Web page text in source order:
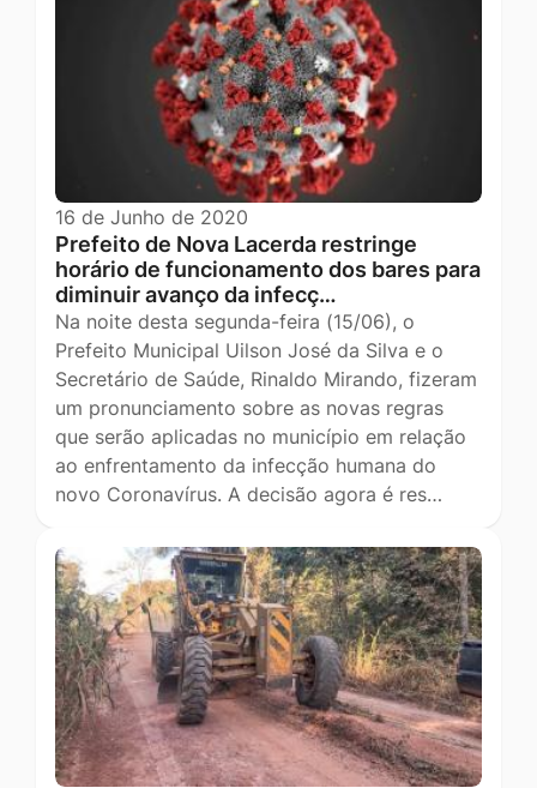
16 de Junho de 2020
Prefeito de Nova Lacerda restringe
horário de funcionamento dos bares para
diminuir avanço da infecç…
Na noite desta segunda-feira (15/06), o
Prefeito Municipal Uilson José da Silva e o
Secretário de Saúde, Rinaldo Mirando, fizeram
um pronunciamento sobre as novas regras
que serão aplicadas no município em relação
ao enfrentamento da infecção humana do
novo Coronavírus. A decisão agora é res…